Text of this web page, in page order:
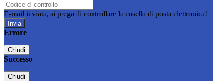
E-mail inviata, si prega di controllare la casella di posta elettronica!
Errore
Chiudi
Successo
Chiudi